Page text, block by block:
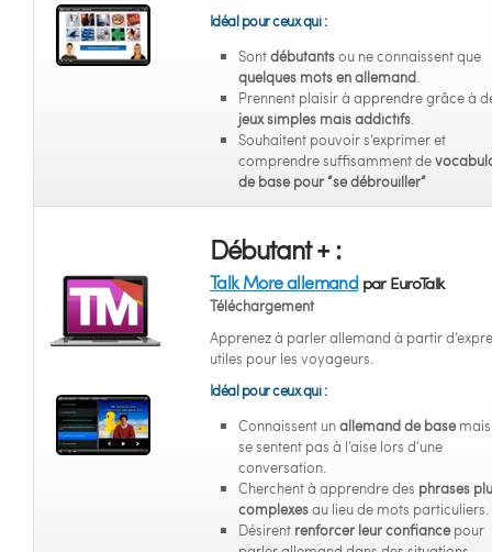
Idéal pour ceux qui :
Sontdébutantsou ne connaissent que
quelques mots en allemand.
Prennent plaisir à apprendre grâce à
jeux simples mais addictifs.
Souhaitent pouvoir s’exprimer et
comprendre suffisamment de
de base pour “se débrouiller”
Débutant + :
Talk More allemand par EuroTalk
Téléchargement
Apprenez à parler allemand à partir
utiles pour les voyageurs.
Idéal pour ceux qui :
Connaissent unallemand de basemais
se sentent pas à l’aise lors d’une
conversation.
Cherchent à apprendre des phrases
complexesau lieu de mots particuliers.
Désirent renforcer leur confiancepour